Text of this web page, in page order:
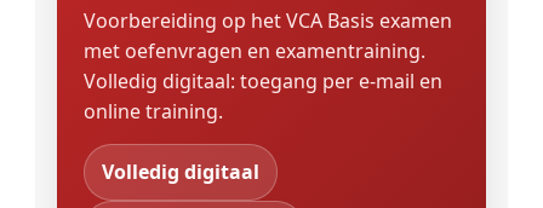
Voorbereiding op het VCA Basis examen
met oefenvragen en examentraining.
Volledig digitaal: toegang per e-mail en
online training.
Volledig digitaal